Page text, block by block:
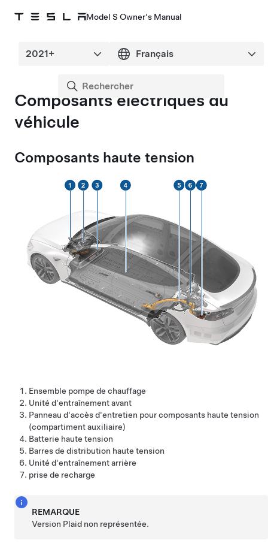
Model S Owner's Manual
Composants électriques du
véhicule
Composants haute tension
Ensemble pompe de chauffage
Unité d'entraînement avant
Panneau d'accès d'entretien pour composants haute tension
(compartiment auxiliaire)
Batterie haute tension
Barres de distribution haute tension
Unité d'entraînement arrière
prise de recharge
REMARQUE
Version Plaid non représentée.